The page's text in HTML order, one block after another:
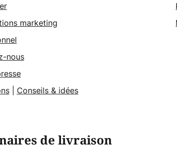
marketing
nous
| Conseils & idées
de livraison